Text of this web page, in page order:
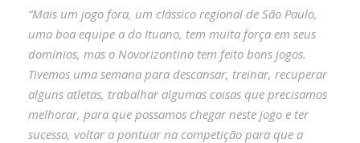
“Mais um jogo fora, um clássico regional de São Paulo,
uma boa equipe a do Ituano, tem muita força em seus
domínios, mas o Novorizontino tem feito bons jogos.
Tivemos uma semana para descansar, treinar, recuperar
alguns atletas, trabalhar algumas coisas que precisamos
melhorar, para que possamos chegar neste jogo e ter
sucesso, voltar a pontuar na competição para que a